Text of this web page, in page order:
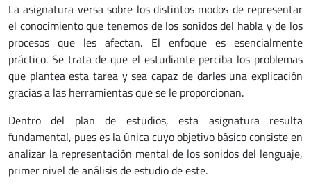
La asignatura versa sobre los distintos modos de representar
el conocimiento que tenemos de los sonidos del habla y de los
procesos que les afectan. El enfoque es esencialmente
práctico. Se trata de que el estudiante perciba los problemas
que plantea esta tarea y sea capaz de darles una explicación
gracias a las herramientas que se le proporcionan.
Dentro del plan de estudios, esta asignatura resulta
fundamental, pues es la única cuyo objetivo básico consiste en
analizar la representación mental de los sonidos del lenguaje,
primer nivel de análisis de estudio de este.